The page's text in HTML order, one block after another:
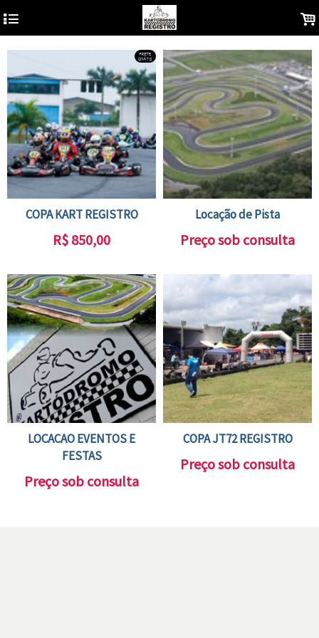
4 .
COPA KART REGISTRO
R$ 850,00
Locação de Pista
Preço sob consulta
LOCACAO EVENTOS E
FESTAS
Preço sob consulta
COPA JT72 REGISTRO
Preço sob consulta